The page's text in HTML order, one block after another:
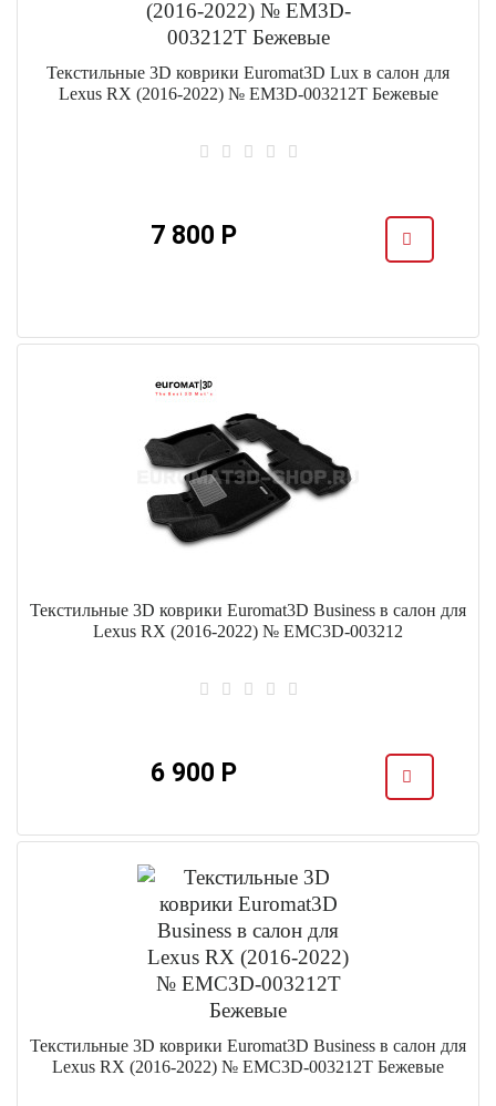
Текстильные 3D коврики Euromat3D Lux в салон для
Lexus RX (2016-2022) № EM3D-003212T Бежевые
7 800 Р
Текстильные 3D коврики Euromat3D Business в салон для
Lexus RX (2016-2022) № EMC3D-003212
6 900 Р
Текстильные 3D коврики Euromat3D Business в салон для
Lexus RX (2016-2022) № EMC3D-003212T Бежевые